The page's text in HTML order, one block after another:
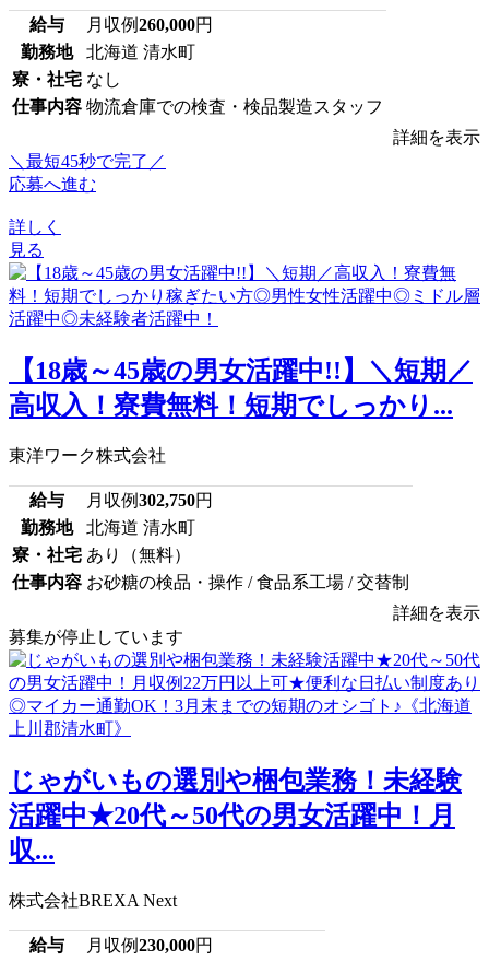
給与 月収例260,000円
勤務地
北海道 清水町
寮・社宅 なし
仕事内容 物流倉庫での検査・検品製造スタッフ
詳細を表示
＼最短45秒で完了／
応募へ進む
詳しく
見る
【18歳～45歳の男女活躍中!!】＼短期／
高収入！寮費無料！短期でしっかり...
東洋ワーク株式会社
給与 月収例302,750円
勤務地
北海道 清水町
寮・社宅 あり（無料）
仕事内容 お砂糖の検品・操作 / 食品系工場 / 交替制
詳細を表示
募集が停止しています
じゃがいもの選別や梱包業務！未経験
活躍中★20代～50代の男女活躍中！月
収...
株式会社BREXA Next
給与 月収例230,000円